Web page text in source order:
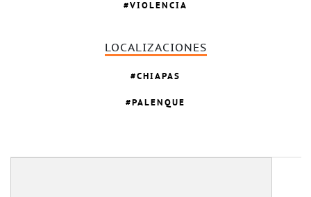
VIOLENCIA
LOCALIZACIONES
CHIAPAS
PALENQUE